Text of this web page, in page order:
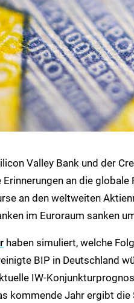
Valley Bank und der
Erinnerungen an die
an den weltweiten
im Euroraum sanken
haben simuliert, welche
BIP in Deutschland
IW-
kommende Jahr ergibt